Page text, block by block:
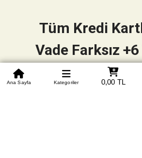
0850 305 09 70
Beden Tablosu Banka Hesapları
Ana Sayfa Kategoriler 0,00 TL
Tüm Kredi
Vade Farksız